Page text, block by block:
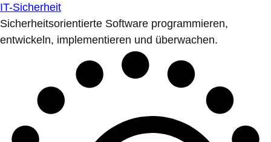
IT-Sicherheit
Sicherheitsorientierte Software programmieren,
entwickeln, implementieren und überwachen.